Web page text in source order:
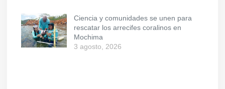
Ciencia y comunidades se unen para
rescatar los arrecifes coralinos en
Mochima
3 agosto, 2026